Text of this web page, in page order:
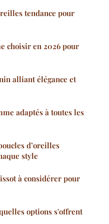
tendance pour
choisir en 2026 pour
alliant élégance et
adaptés à toutes les
d’oreilles
style
à considérer pour
options s'offrent